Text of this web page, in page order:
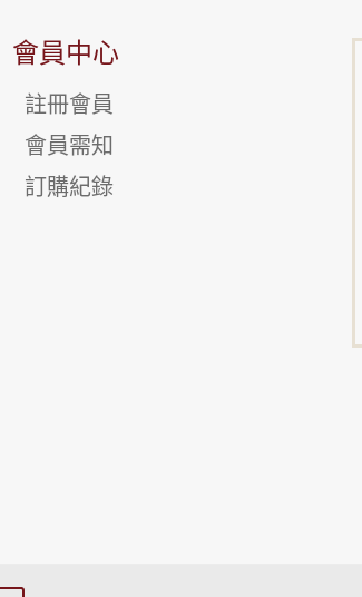
會員中心
註冊會員
會員需知
訂購紀錄